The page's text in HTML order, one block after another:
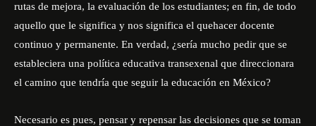
rutas de mejora, la evaluación de los estudiantes; en fin, de todo
aquello que le significa y nos significa el quehacer docente
continuo y permanente. En verdad, ¿sería mucho pedir que se
estableciera una política educativa transexenal que direccionara
el camino que tendría que seguir la educación en México?
Necesario es pues, pensar y repensar las decisiones que se toman